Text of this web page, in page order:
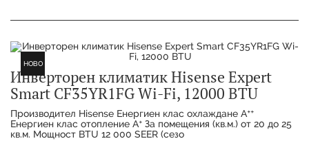
НОВО
Инверторен климатик Hisense Expert
Smart CF35YR1FG Wi-Fi, 12000 BTU
Производител Hisense Енергиен клас охлаждане Aᐩᐩ
Енергиен клас отопление Aᐩ За помещения (кв.м.) от 20 до 25
кв.м. Мощност BTU 12 000 SEER (сезо